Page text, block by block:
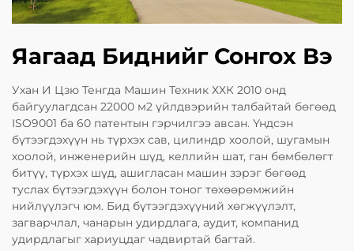
Яагаад Биднийг Сонгох Вэ
Ухан И Цзю Тенгда Машин Техник ХХК 2010 онд
байгуулагдсан 22000 м2 үйлдвэрийн талбайтай бөгөөд
ISO9001 ба 60 патентын гэрчилгээ авсан. Үндсэн
бүтээгдэхүүн нь түрхэх сав, цилиндр хоолой, шугамын
хоолой, инженерийн шүд, келлийн шат, ган бөмбөлөгт
битүү, түрхэх шүд, ашигласан машин зэрэг бөгөөд
туслах бүтээгдэхүүн болон тоног төхөөрөмжийн
нийлүүлэгч юм. Бид бүтээгдэхүүний хөгжүүлэлт,
загварчлал, чанарын удирдлага, аудит, компанид
удирдлагыг хариуцдаг чадвиртай багтай.